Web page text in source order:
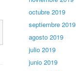
octubre 2019
septiembre 2019
agosto 2019
julio 2019
junio 2019